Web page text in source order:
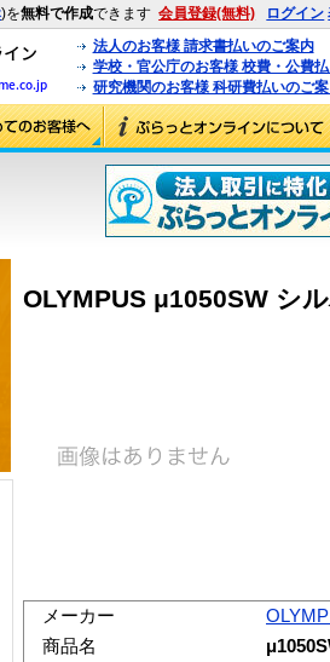
)を無料で作成できます 会員登録(無料) ログイン
法人のお客様 請求書払いのご案内
学校・官公庁のお客様 校費・公費
研究機関のお客様 科研費払いのご
OLYMPUS μ1050SW シ
メーカー
商品名